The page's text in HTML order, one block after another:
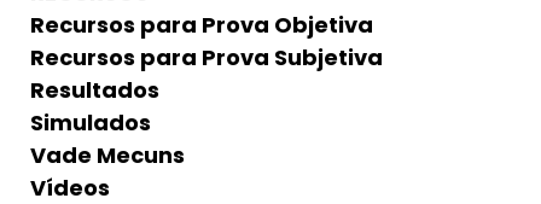
Recursos para Prova Objetiva
Recursos para Prova Subjetiva
Resultados
Simulados
Vade Mecuns
Vídeos